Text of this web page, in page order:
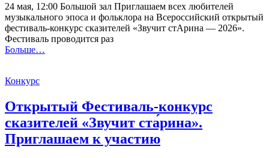
24 мая, 12:00 Большой зал Приглашаем всех любителей
музыкального эпоса и фольклора на Всероссийский открытый
фестиваль-конкурс сказителей «Звучит стАрина — 2026».
Фестиваль проводится раз
Больше…
Конкурс
Открытый Фестиваль-конкурс
сказителей «Звучит ста́рина».
Приглашаем к участию